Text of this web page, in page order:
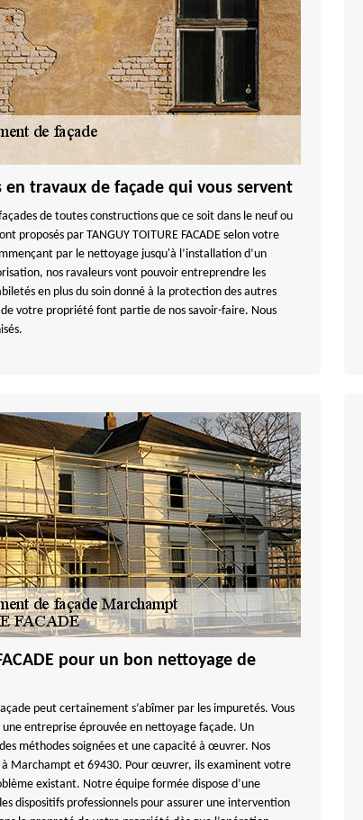
en travaux de façade qui vous servent
de toutes constructions que ce soit dans le neuf ou
proposés par TANGUY TOITURE FACADE selon votre
par le nettoyage jusqu'à l’installation d’un
nos ravaleurs vont pouvoir entreprendre les
en plus du soin donné à la protection des autres
votre propriété font partie de nos savoir-faire. Nous
pour un bon nettoyage de
peut certainement s’abîmer par les impuretés. Vous
entreprise éprouvée en nettoyage façade. Un
méthodes soignées et une capacité à œuvrer. Nos
Marchampt et 69430. Pour œuvrer, ils examinent votre
existant. Notre équipe formée dispose d’une
dispositifs professionnels pour assurer une intervention